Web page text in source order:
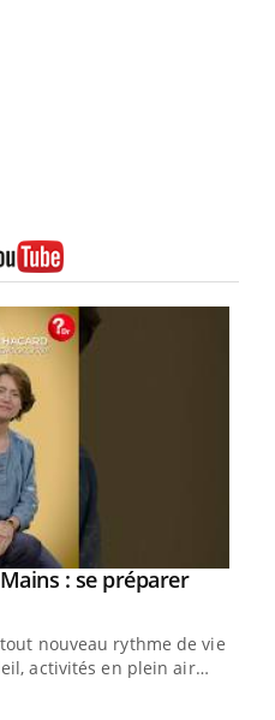
: se préparer
nouveau rythme de vie !
activités en plein air…